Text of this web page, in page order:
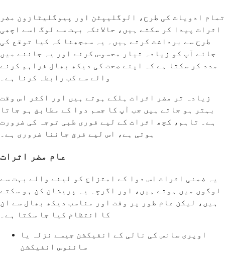
تمام ادویات کی طرح، الوگلیپٹن اور پیوگلیٹازون مضر
اثرات پیدا کر سکتے ہیں، حالانکہ بہت سے لوگ اسے اچھی
طرح سے برداشت کرتے ہیں۔ یہ سمجھنا کہ کیا توقع کی
جائے آپ کو زیادہ تیار محسوس کرنے اور یہ جاننے میں
مدد کر سکتا ہے کہ اپنے صحت کی دیکھ بھال فراہم کرنے
والے سے کب رابطہ کرنا ہے۔
زیادہ تر مضر اثرات ہلکے ہوتے ہیں اور اکثر اس وقت
بہتر ہو جاتے ہیں جب آپ کا جسم دوا کے مطابق ہو جاتا
ہے۔ تاہم، کچھ اثرات کے لیے فوری طبی توجہ کی ضرورت
ہوتی ہے، اس لیے فرق جاننا ضروری ہے۔
عام مضر اثرات
یہ ضمنی اثرات اس دوا کے امتزاج کو لینے والے بہت سے
لوگوں میں ہوتے ہیں، اور اگرچہ یہ پریشان کن ہو سکتے
ہیں، لیکن عام طور پر وقت اور مناسب دیکھ بھال سے ان
کا انتظام کیا جا سکتا ہے۔
اوپری سانس کی نالی کے انفیکشن جیسے نزلہ یا
سائنوس انفیکشن